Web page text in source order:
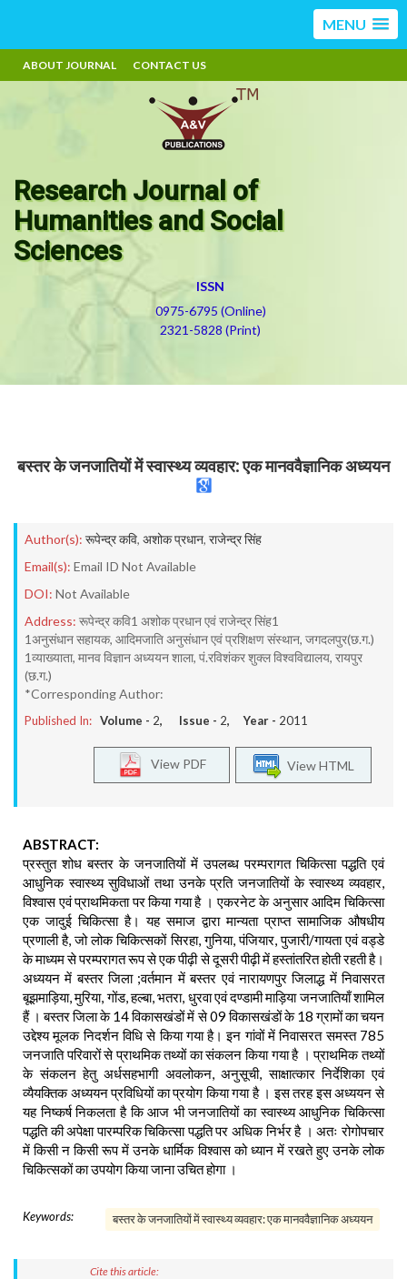
MENU
ABOUT JOURNAL CONTACT US
Research Journal of
Humanities and Social
Sciences
ISSN
0975-6795 (Online)
2321-5828 (Print)
बस्तर के जनजातियों में स्वास्थ्य व्यवहार: एक मानववैज्ञानिक अध्ययन
Author(s): रूपेन्द्र कवि, अशोक प्रधान, राजेन्द्र सिंह
Email(s): Email ID Not Available
DOI: Not Available
Address: रूपेन्द्र कवि1 अशोक प्रधान एवं राजेन्द्र सिंह1
1अनुसंधान सहायक, आदिमजाति अनुसंधान एवं प्रशिक्षण संस्थान, जगदलपुर(छ.ग.)
1व्याख्याता, मानव विज्ञान अध्ययन शाला, पं.रविशंकर शुक्ल विश्वविद्यालय, रायपुर
(छ.ग.)
*Corresponding Author:
Published In: Volume - 2, Issue - 2, Year - 2011
View HTML
View PDF
ABSTRACT:
प्रस्तुत शोध बस्तर के जनजातियों में उपलब्ध परम्परागत चिकित्सा पद्धति एवं
आधुनिक स्वास्थ्य सुविधाओं तथा उनके प्रति जनजातियों के स्वास्थ्य व्यवहार,
विश्वास एवं प्राथमिकता पर किया गया है । एकरनेट के अनुसार आदिम चिकित्सा
एक जादुई चिकित्सा है। यह समाज द्वारा मान्यता प्राप्त सामाजिक औषधीय
प्रणाली है, जो लोक चिकित्सकों सिरहा, गुनिया, पंजियार, पुजारी/गायता एवं वड्डे
के माध्यम से परम्परागत रूप से एक पीढ़ी से दूसरी पीढ़ी में हस्तांतरित होती रहती है।
अध्ययन में बस्तर जिला ;वर्तमान में बस्तर एवं नारायणपुर जिलाद्ध में निवासरत
बूझमाड़िया, मुरिया, गोंड, हल्बा, भतरा, धुरवा एवं दण्डामी माड़िया जनजातियाँ शामिल
हैं । बस्तर जिला के 14 विकासखंडों में से 09 विकासखंडों के 18 ग्रामों का चयन
उद्देश्य मूलक निदर्शन विधि से किया गया है। इन गांवों में निवासरत समस्त 785
जनजाति परिवारों से प्राथमिक तथ्यों का संकलन किया गया है । प्राथमिक तथ्यों
के संकलन हेतु अर्धसहभागी अवलोकन, अनुसूची, साक्षात्कार निर्देशिका एवं
व्यैयक्तिक अध्ययन प्रविधियों का प्रयोग किया गया है । इस तरह इस अध्ययन से
यह निष्कर्ष निकलता है कि आज भी जनजातियों का स्वास्थ्य आधुनिक चिकित्सा
पद्धति की अपेक्षा पारम्परिक चिकित्सा पद्धति पर अधिक निर्भर है । अतः रोगोपचार
में किसी न किसी रूप में उनके धार्मिक विश्वास को ध्यान में रखते हुए उनके लोक
चिकित्सकों का उपयोग किया जाना उचित होगा ।
Keywords: बस्तर के जनजातियों में स्वास्थ्य व्यवहार: एक मानववैज्ञानिक अध्ययन
Cite this article: